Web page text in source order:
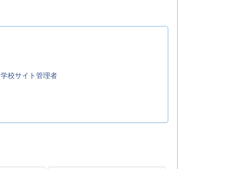
学校サイト管理者